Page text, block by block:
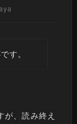
す。
、読み終え